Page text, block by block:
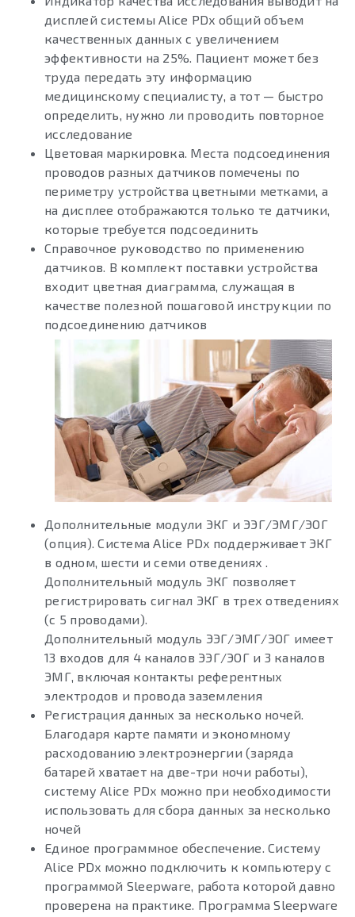
дисплей системы Alice PDx общий объем
качественных данных с увеличением
эффективности на 25%. Пациент может без
труда передать эту информацию
медицинскому специалисту, а тот — быстро
определить, нужно ли проводить повторное
исследование
Цветовая маркировка. Места подсоединения
проводов разных датчиков помечены по
периметру устройства цветными метками, а
на дисплее отображаются только те датчики,
которые требуется подсоединить
Справочное руководство по применению
датчиков. В комплект поставки устройства
входит цветная диаграмма, служащая в
качестве полезной пошаговой инструкции по
подсоединению датчиков
Дополнительные модули ЭКГ и ЭЭГ/ЭМГ/ЭОГ
(опция). Система Alice PDx поддерживает ЭКГ
в одном, шести и семи отведениях .
Дополнительный модуль ЭКГ позволяет
регистрировать сигнал ЭКГ в трех отведениях
(с 5 проводами).
Дополнительный модуль ЭЭГ/ЭМГ/ЭОГ имеет
13 входов для 4 каналов ЭЭГ/ЭОГ и 3 каналов
ЭМГ, включая контакты референтных
электродов и провода заземления
Регистрация данных за несколько ночей.
Благодаря карте памяти и экономному
расходованию электроэнергии (заряда
батарей хватает на две-три ночи работы),
систему Alice PDx можно при необходимости
использовать для сбора данных за несколько
ночей
Единое программное обеспечение. Систему
Alice PDx можно подключить к компьютеру с
программой Sleepware, работа которой давно
проверена на практике. Программа Sleepware